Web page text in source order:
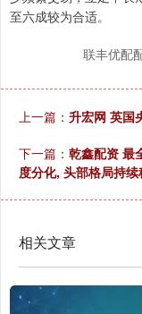
至六成较为合适。
联丰优配
上一篇： 升宏网 英国
下一篇： 乾鑫配资 最
度分化, 头部格局持续
相关文章